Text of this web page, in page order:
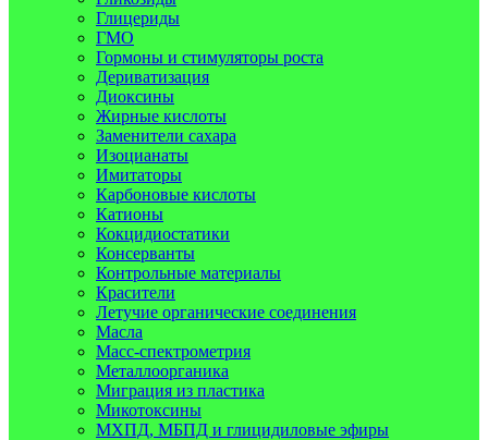
Глицериды
ГМО
Гормоны и стимуляторы роста
Дериватизация
Диоксины
Жирные кислоты
Заменители сахара
Изоцианаты
Имитаторы
Карбоновые кислоты
Катионы
Кокцидиостатики
Консерванты
Контрольные материалы
Красители
Летучие органические соединения
Масла
Масс-спектрометрия
Металлоорганика
Миграция из пластика
Микотоксины
МХПД, МБПД и глицидиловые эфиры